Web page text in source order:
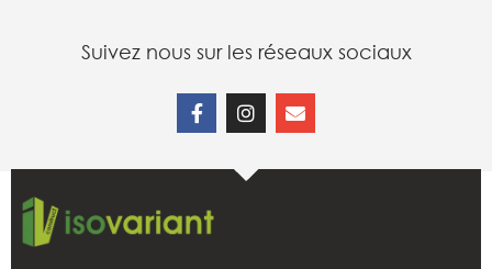
Suivez nous sur les réseaux sociaux